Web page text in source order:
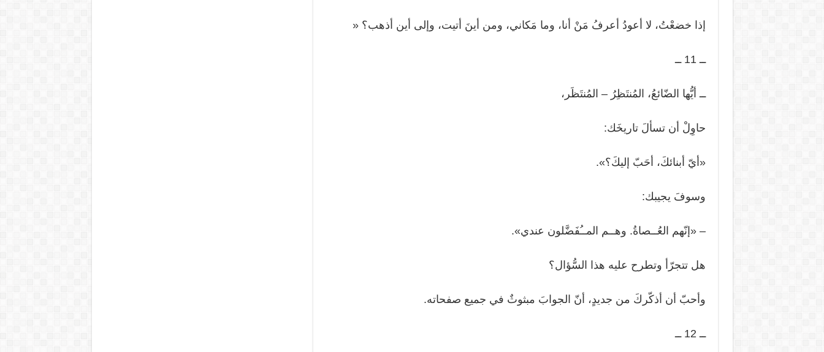
إذا خضعْتُ، لا أعودُ أعرفُ مَنْ أنا، وما مَكاني، ومن أينَ أتيت، وإلى أين أذهب؟ «
ــ 11 ــ
ــ أيُّها الضّائعُ، المُنتَظِرُ – المُنتَظَر،
حاوِلْ أن تسألَ تاريخَك:
«أيّ أبنائكَ، أحَبّ إليكَ؟».
وسوفَ يجيبك:
– «إنّهم العُــصاةُ. وهــم المــُفَضَّلون عندي».
هل تتجرّأ وتطرح عليه هذا السُّؤال؟
وأحبّ أن أذكّركَ من جديدٍ، أنّ الجوابَ مبثوثٌ في جميع صفحاته.
ــ 12 ــ